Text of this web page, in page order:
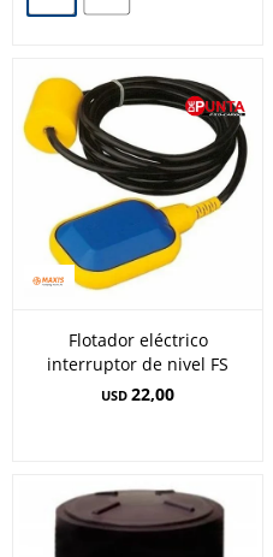
Flotador eléctrico
interruptor de nivel FS
USD 22,00